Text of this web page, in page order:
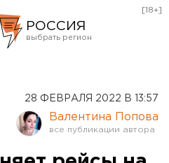
РОССИЯ
Курган
Оренбург
[18+]
28 ФЕВРАЛЯ 2022 В 13:57
Валентина Попова